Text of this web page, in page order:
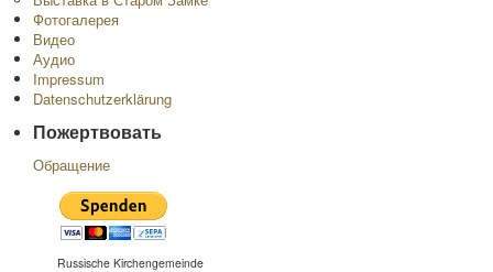
Фотогалерея
Видео
Аудио
Impressum
Datenschutzerklärung
Пожертвовать
Обращение
Russische Kirchengemeinde